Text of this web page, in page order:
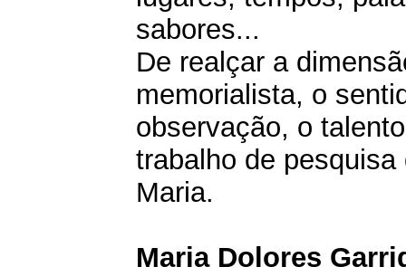
sabores...
De realçar a
memorialista, o
observação, o
trabalho de pesquisa
Maria.
Maria Dolores